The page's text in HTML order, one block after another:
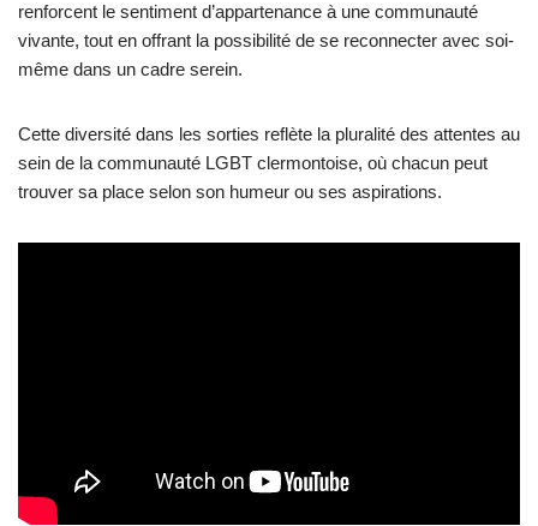
renforcent le sentiment d’appartenance à une communauté
vivante, tout en offrant la possibilité de se reconnecter avec soi-
même dans un cadre serein.
Cette diversité dans les sorties reflète la pluralité des attentes au
sein de la communauté LGBT clermontoise, où chacun peut
trouver sa place selon son humeur ou ses aspirations.